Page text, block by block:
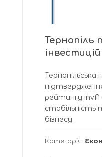
Тернопіль
рейтингу
стабільність
бізнесу.
Категорія: